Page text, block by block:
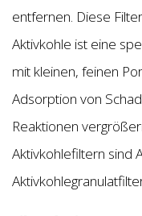
entfernen. Diese
Aktivkohle ist eine
mit kleinen, feinen
Adsorption von
Reaktionen
Aktivkohlefiltern sind